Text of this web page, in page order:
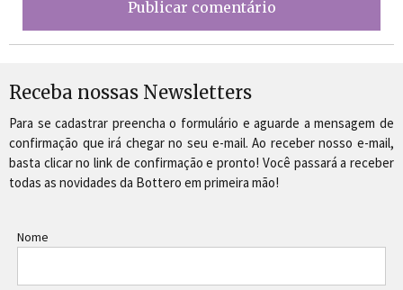
Receba nossas Newsletters
Para se cadastrar preencha o formulário e aguarde a mensagem de
confirmação que irá chegar no seu e-mail. Ao receber nosso e-mail,
basta clicar no link de confirmação e pronto! Você passará a receber
todas as novidades da Bottero em primeira mão!
Nome